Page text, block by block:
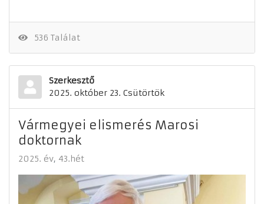
536 Találat
Szerkesztő
2025. október 23. Csütörtök
Vármegyei elismerés Marosi
doktornak
2025. év 43.hét